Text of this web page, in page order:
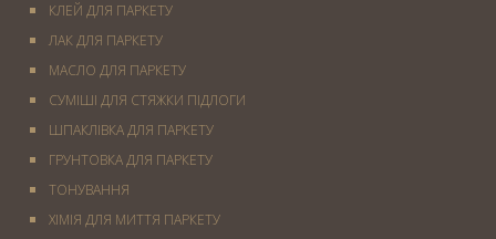
КЛЕЙ ДЛЯ ПАРКЕТУ
ЛАК ДЛЯ ПАРКЕТУ
МАСЛО ДЛЯ ПАРКЕТУ
СУМІШІ ДЛЯ СТЯЖКИ ПІДЛОГИ
ШПАКЛІВКА ДЛЯ ПАРКЕТУ
ГРУНТОВКА ДЛЯ ПАРКЕТУ
ТОНУВАННЯ
ХІМІЯ ДЛЯ МИТТЯ ПАРКЕТУ